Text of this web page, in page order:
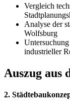
Vergleich
Analyse der
Wolfsburg
industrieller
Auszug aus
2.